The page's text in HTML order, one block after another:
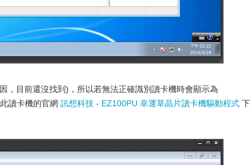
，目前還沒找到)，所以若無法正確識別讀卡機時會顯示為
讀卡機的官網 訊想科技 - EZ100PU 幸運草晶片讀卡機驅動程式 下